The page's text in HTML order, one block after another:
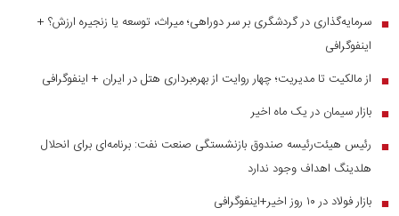
■ سرمایه‌گذاری در گردشگری بر سر دوراهی؛ میراث، توسعه یا زنجیره ارزش؟ +
اینفوگرافی
■ از مالکیت تا مدیریت؛ چهار روایت از بهره‌برداری هتل در ایران + اینفوگرافی
■ بازار سیمان در یک ماه اخیر
■
رئیس هیئت‌رئیسه صندوق بازنشستگی صنعت نفت: برنامه‌ای برای انحلال
هلدینگ اهداف وجود ندارد
■ بازار فولاد در ۱۰ روز اخیر+اینفوگرافی